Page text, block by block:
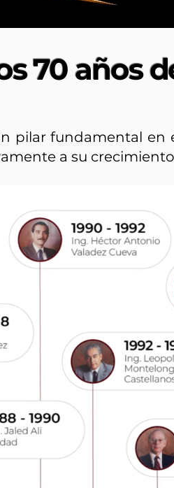
70 años
pilar fundamental
a su